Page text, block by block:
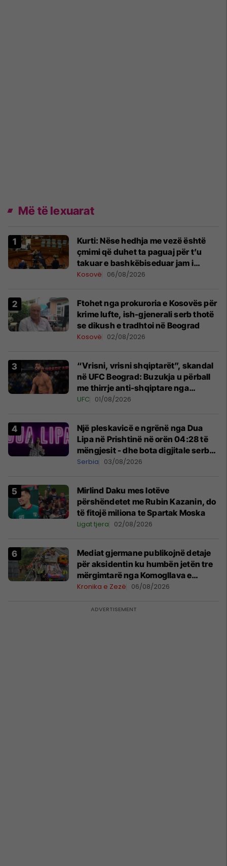
Më të lexuarat
Kurti: Nëse hedhja me vezë është
çmimi që duhet ta paguaj për t’u
takuar e bashkëbiseduar jam i
lumtur ta bëj këtë
Kosovë 06/08/2026
Ftohet nga prokuroria e Kosovës për
krime lufte, ish-gjenerali serb thotë
se dikush e tradhtoi në Beograd
Kosovë 02/08/2026
“Vrisni, vrisni shqiptarët”, skandal
në UFC Beograd: Buzukja u përball
me thirrje anti-shqiptare nga
tribunat
UFC 01/08/2026
Një pleskavicë e ngrënë nga Dua
Lipa në Prishtinë në orën 04:28 të
mëngjesit - dhe bota digjitale serbe
shpall gjendjen e luftës
Serbia 03/08/2026
Mirlind Daku mes lotëve
përshëndetet me Rubin Kazanin, do
të fitojë miliona te Spartak Moska
Ligat tjera 02/08/2026
Mediat gjermane publikojnë detaje
për aksidentin ku humbën jetën tre
mërgimtarë nga Komogllava e
Ferizajt
Kronika e Zezë 06/08/2026